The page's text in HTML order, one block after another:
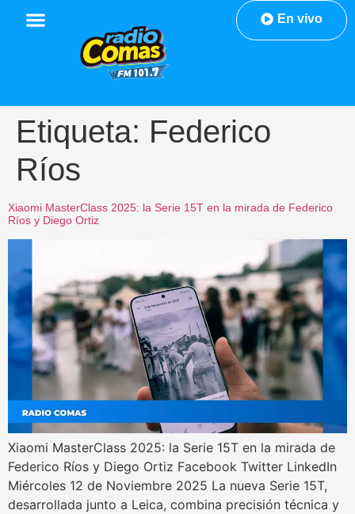
En vivo
Etiqueta: Federico
Ríos
Xiaomi MasterClass 2025: la Serie 15T en la mirada de Federico
Ríos y Diego Ortiz
Xiaomi MasterClass 2025: la Serie 15T en la mirada de
Federico Ríos y Diego Ortiz Facebook Twitter LinkedIn
Miércoles 12 de Noviembre 2025 La nueva Serie 15T,
desarrollada junto a Leica, combina precisión técnica y